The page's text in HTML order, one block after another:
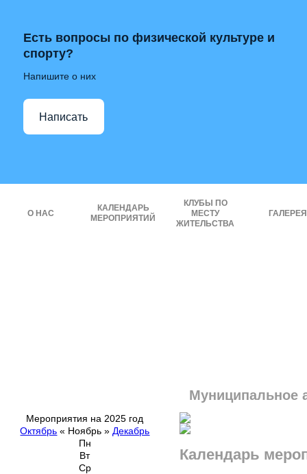
Есть вопросы по физической культуре и
спорту?
Напишите о них
Написать
О НАС
КАЛЕНДАРЬ
МЕРОПРИЯТИЙ
КЛУБЫ ПО
МЕСТУ
ЖИТЕЛЬСТВА
ГАЛЕРЕЯ
Муниципальное
Мероприятия на 2025 год
Октябрь « Ноябрь » Декабрь
Пн
Вт
Ср
Календарь